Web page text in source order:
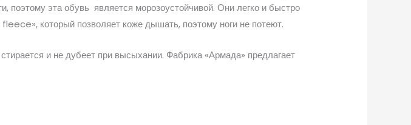
поэтому эта обувь является морозоустойчивой. Они легко и быстро
который позволяет коже дышать, поэтому ноги не потеют.
и не дубеет при высыхании. Фабрика «Армада» предлагает